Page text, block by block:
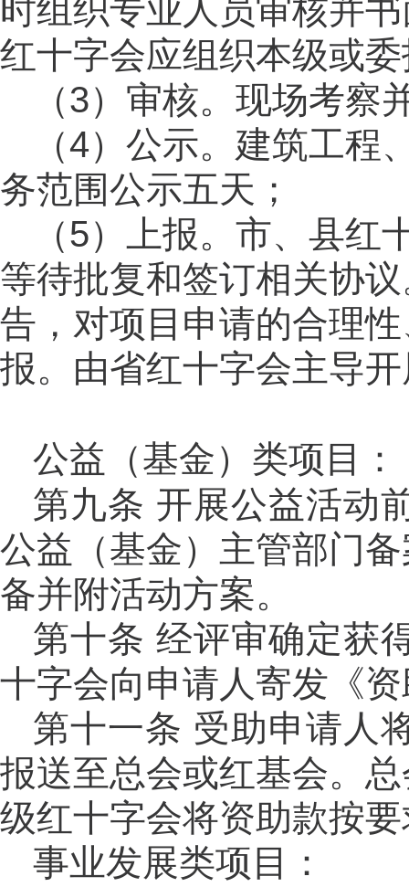
时组织专业人员审核并
红十字会应组织本级或
（3）审核。现场考
（4）公示。建筑工
务范围公示五天；
（5）上报。市、县
等待批复和签订相关协
告，对项目申请的合理
报。由省红十字会主导
公益（基金）类项目：
第九条 开展公益活动
公益（基金）主管部门
备并附活动方案。
第十条 经评审确定获
十字会向申请人寄发《
第十一条 受助申请人
报送至总会或红基会。
级红十字会将资助款按
事业发展类项目：